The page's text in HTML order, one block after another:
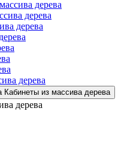
дерева
дерева
дерева
дерева
Кабинеты из массива дерева